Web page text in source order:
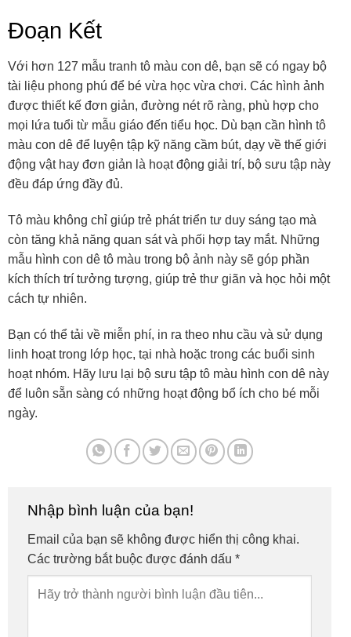
Đoạn Kết
Với hơn 127 mẫu tranh tô màu con dê, bạn sẽ có ngay bộ
tài liệu phong phú để bé vừa học vừa chơi. Các hình ảnh
được thiết kế đơn giản, đường nét rõ ràng, phù hợp cho
mọi lứa tuổi từ mẫu giáo đến tiểu học. Dù bạn cần hình tô
màu con dê để luyện tập kỹ năng cầm bút, dạy về thế giới
động vật hay đơn giản là hoạt động giải trí, bộ sưu tập này
đều đáp ứng đầy đủ.
Tô màu không chỉ giúp trẻ phát triển tư duy sáng tạo mà
còn tăng khả năng quan sát và phối hợp tay mắt. Những
mẫu hình con dê tô màu trong bộ ảnh này sẽ góp phần
kích thích trí tưởng tượng, giúp trẻ thư giãn và học hỏi một
cách tự nhiên.
Bạn có thể tải về miễn phí, in ra theo nhu cầu và sử dụng
linh hoạt trong lớp học, tại nhà hoặc trong các buổi sinh
hoạt nhóm. Hãy lưu lại bộ sưu tập tô màu hình con dê này
để luôn sẵn sàng có những hoạt động bổ ích cho bé mỗi
ngày.
Nhập bình luận của bạn!
Email của bạn sẽ không được hiển thị công khai.
Các trường bắt buộc được đánh dấu *